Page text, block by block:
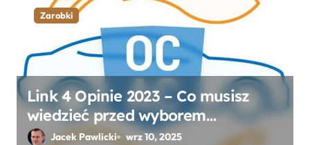
Zarobki
Link 4 Opinie 2023 – Co musisz
wiedzieć przed wyborem
ubezpieczenia OC i AC?
Jacek Pawlicki wrz 10, 2025